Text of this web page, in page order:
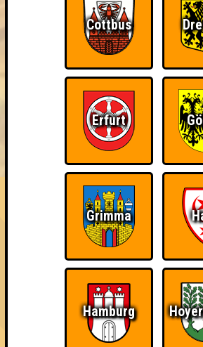
HIGHSCORE
FAQ ÜBER
Knapp daneben!
Belege den 2. Platz
~ Noch nicht erreicht
Cottbus
Erfurt
Grimma
Hamburg